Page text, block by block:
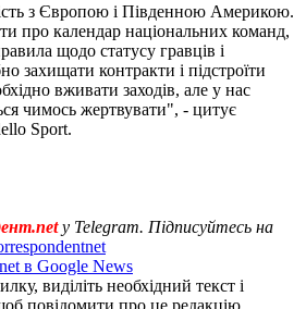
з Європою і Південною Америкою.
про календар національних команд,
щодо статусу гравців і
захищати контракти і підстроїти
вживати заходів, але у нас
чимось жертвувати", - цитує
Sport.
у Telegram. Підписуйтесь на
в Google News
виділіть необхідний текст і
повідомити про це редакцію.